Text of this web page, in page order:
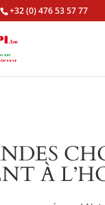
+32 (0) 476 53 57 77
À